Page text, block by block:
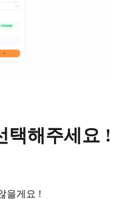
택해주세요 !
을게요 !